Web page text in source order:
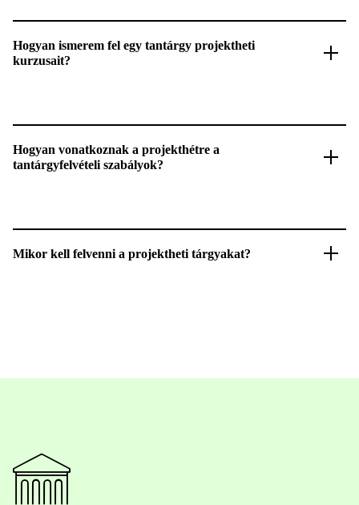
Hogyan ismerem fel egy tantárgy projektheti
kurzusait?
Hogyan vonatkoznak a projekthétre a
tantárgyfelvételi szabályok?
Mikor kell felvenni a projektheti tárgyakat?